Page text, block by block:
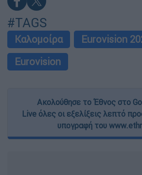
#TAGS
Καλομοίρα
Eurovision
Eurovision
Ακολούθησε το Έθνος στο
Live όλες οι εξελίξεις λεπτό
υπογραφή του